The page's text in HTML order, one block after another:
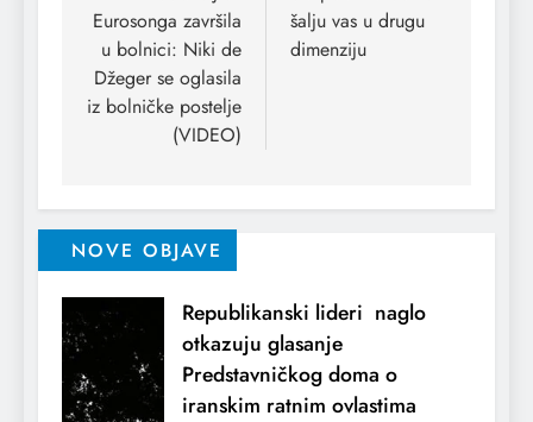
Eurosonga završila
u bolnici: Niki de
Džeger se oglasila
iz bolničke postelje
(VIDEO)
šalju vas u drugu
dimenziju
NOVE OBJAVE
Republikanski lideri naglo
otkazuju glasanje
Predstavničkog doma o
iranskim ratnim ovlastima